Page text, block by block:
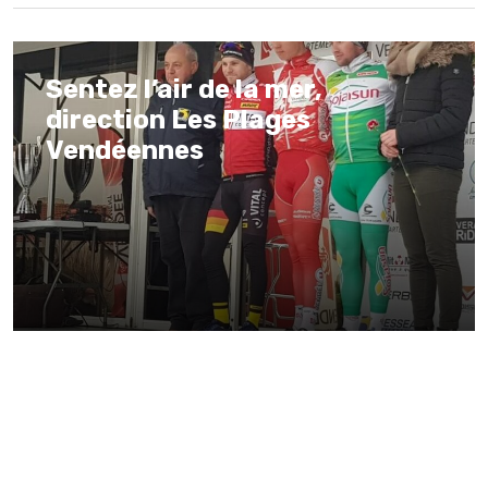
Sentez l’air de la mer,
direction Les Plages
Vendéennes